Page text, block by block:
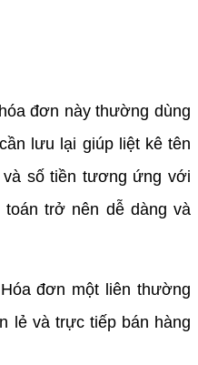
đơn này thường dùng
lưu lại giúp liệt kê tên
và số tiền tương ứng với
trở nên dễ dàng và
đơn một liên thường
lẻ và trực tiếp bán hàng